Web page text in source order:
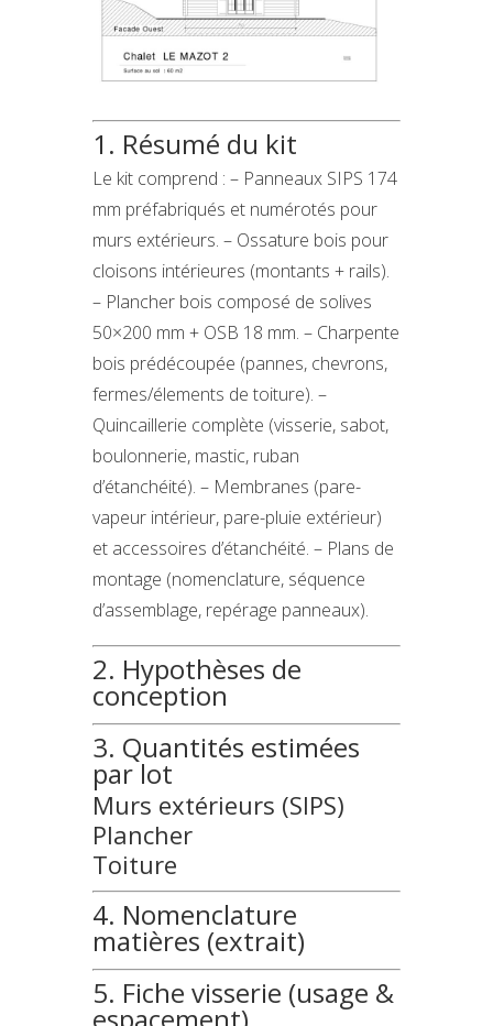
1. Résumé du kit
Le kit comprend : – Panneaux SIPS 174
mm préfabriqués et numérotés pour
murs extérieurs. – Ossature bois pour
cloisons intérieures (montants + rails).
– Plancher bois composé de solives
50×200 mm + OSB 18 mm. – Charpente
bois prédécoupée (pannes, chevrons,
fermes/élements de toiture). –
Quincaillerie complète (visserie, sabot,
boulonnerie, mastic, ruban
d’étanchéité). – Membranes (pare-
vapeur intérieur, pare-pluie extérieur)
et accessoires d’étanchéité. – Plans de
montage (nomenclature, séquence
d’assemblage, repérage panneaux).
2. Hypothèses de
conception
3. Quantités estimées
par lot
Murs extérieurs (SIPS)
Plancher
Toiture
4. Nomenclature
matières (extrait)
5. Fiche visserie (usage &